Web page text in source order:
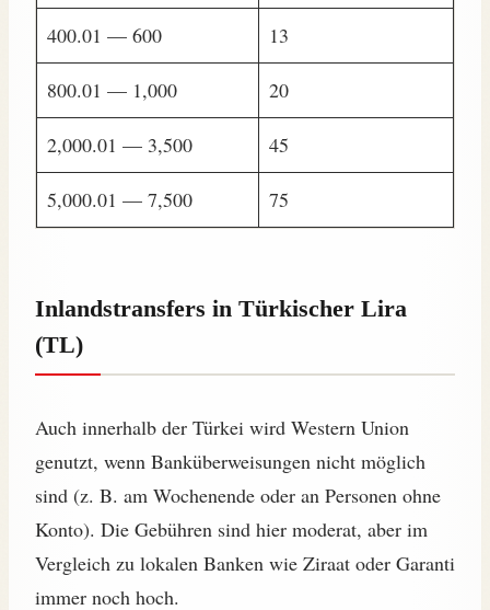
400.01 — 600 13
800.01 — 1,000 20
2,000.01 — 3,500 45
5,000.01 — 7,500 75
Inlandstransfers in Türkischer Lira
(TL)
Auch innerhalb der Türkei wird Western Union
genutzt, wenn Banküberweisungen nicht möglich
sind (z. B. am Wochenende oder an Personen ohne
Konto). Die Gebühren sind hier moderat, aber im
Vergleich zu lokalen Banken wie Ziraat oder Garanti
immer noch hoch.